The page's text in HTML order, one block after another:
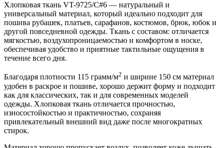
Хлопковая ткань VT-9725/C#6 — натуральный и
универсальный материал, который идеально подходит для
пошива рубашек, платьев, сарафанов, костюмов, брюк, юбок и
другой повседневной одежды. Ткань с составом: отличается
мягкостью, воздухопроницаемостью и комфортом в носке,
обеспечивая удобство и приятные тактильные ощущения в
течение всего дня.
Благодаря плотности 115 грамм/м2 и ширине 150 см материал
удобен в раскрое и пошиве, хорошо держит форму и подходит
как для классических, так и для современных моделей
одежды. Хлопковая ткань отличается прочностью,
износостойкостью и практичностью, сохраняя
привлекательный внешний вид даже после многократных
стирок.